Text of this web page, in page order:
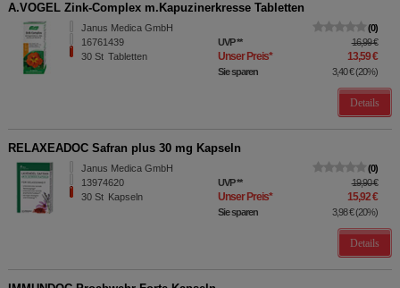
A.VOGEL Zink-Complex m.Kapuzinerkresse Tabletten
Janus Medica GmbH
16761439
30 St Tabletten
0
UVP** 16,99 €
Unser Preis* 13,59 €
Sie sparen 3,40 €(20%)
Details
RELAXEADOC Safran plus 30 mg Kapseln
Janus Medica GmbH
13974620
30 St Kapseln
0
UVP** 19,90 €
Unser Preis* 15,92 €
Sie sparen 3,98 €(20%)
Details